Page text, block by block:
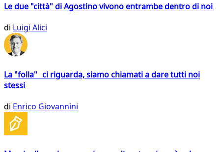
Le due "città" di Agostino vivono entrambe dentro di noi
di Luigi Alici
La "folla" ci riguarda, siamo chiamati a dare tutti noi
stessi
di Enrico Giovannini